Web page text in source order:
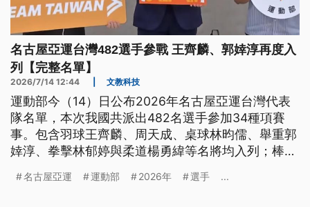
名古屋亞運台灣482選手參戰 王齊麟、郭婞淳再度入
列【完整名單】
2026/7/14 12:44 文教科技
運動部今（14）日公布2026年名古屋亞運台灣代表
隊名單，本次我國共派出482名選手參加34種項賽
事。包含羽球王齊麟、周天成、桌球林昀儒、舉重郭
婞淳、拳擊林郁婷與柔道楊勇緯等名將均入列；棒球
不過能否順利出賽仍待棒協與球團進行溝通。
名古屋亞運 運動部 2026年 選手 ...